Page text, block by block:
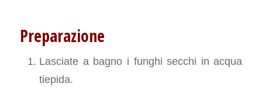
Preparazione
Lasciate a bagno i funghi secchi in acqua
tiepida.